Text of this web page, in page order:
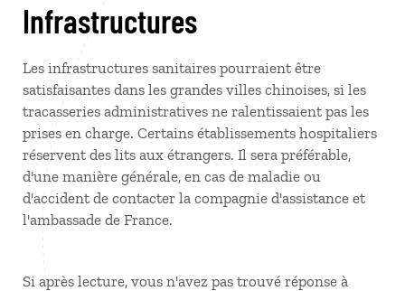
Infrastructures
Les infrastructures sanitaires pourraient être
satisfaisantes dans les grandes villes chinoises, si les
tracasseries administratives ne ralentissaient pas les
prises en charge. Certains établissements hospitaliers
réservent des lits aux étrangers. Il sera préférable,
d'une manière générale, en cas de maladie ou
d'accident de contacter la compagnie d'assistance et
l'ambassade de France.
Si après lecture, vous n'avez pas trouvé réponse à